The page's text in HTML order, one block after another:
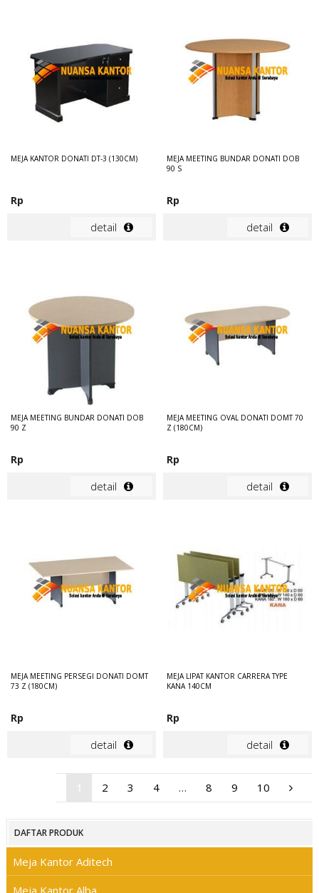
MEJA KANTOR DONATI DT-3 (130CM)
Rp
detail
MEJA MEETING BUNDAR DONATI DOB
90 S
Rp
detail
MEJA MEETING BUNDAR DONATI DOB
90 Z
Rp
detail
MEJA MEETING OVAL DONATI DOMT 70
Z (180CM)
Rp
detail
MEJA MEETING PERSEGI DONATI DOMT
73 Z (180CM)
Rp
detail
MEJA LIPAT KANTOR CARRERA TYPE
KANA 140CM
Rp
detail
2 3 4 … 8 9 10
DAFTAR PRODUK
Meja Kantor Aditech